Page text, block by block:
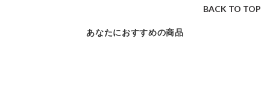
BACK TO TOP
あなたにおすすめの商品